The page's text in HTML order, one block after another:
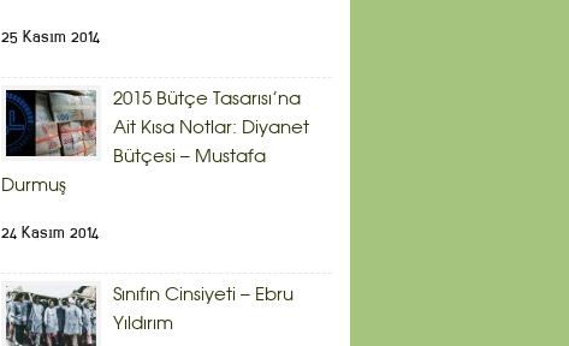
25 Kasım 2014
2015 Bütçe Tasarısı’na
Ait Kısa Notlar: Diyanet
Bütçesi – Mustafa
Durmuş
24 Kasım 2014
Sınıfın Cinsiyeti – Ebru
Yıldırım